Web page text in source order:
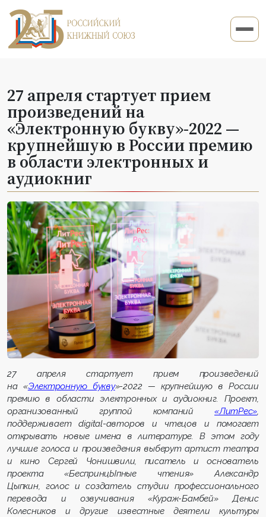
27 апреля стартует прием
произведений на
«Электронную букву»-2022 —
крупнейшую в России премию
в области электронных и
аудиокниг
27 апреля стартует прием произведений
на «Электронную букву»-2022 — крупнейшую в России
премию в области электронных и аудиокниг. Проект,
организованный группой компаний«ЛитРес»
поддерживаетdigital-авторов и чтецов и помогает
открывать новые имена в литературе. В этом году
лучшие голоса и произведения выберутартист театра
и кино Сергей Чонишвили, писатель и основатель
проекта «БеспринцЫпные чтения» Александр
Цыпкин, голос и создатель студии профессионального
перевода и озвучивания «Кураж-Бамбей»Денис
Колесников
и другие известные деятели культуры